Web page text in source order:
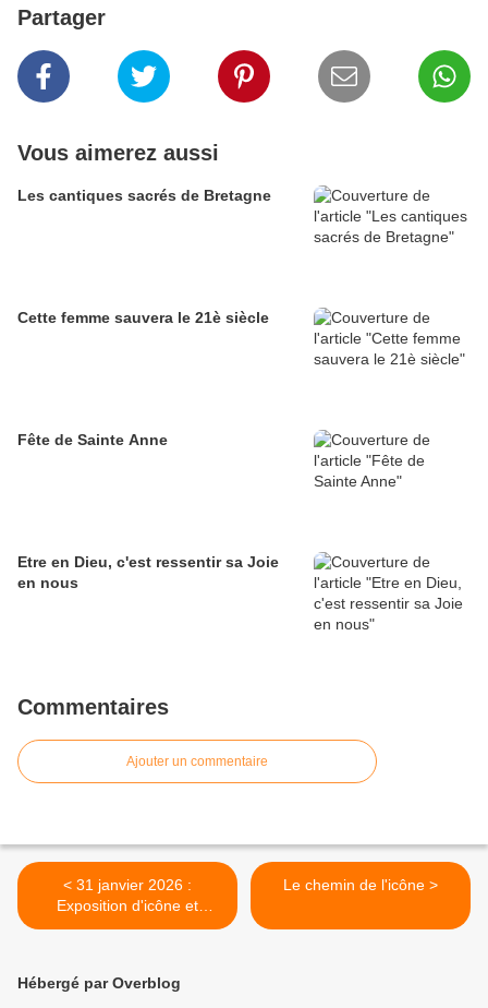
Partager
Vous aimerez aussi
Les cantiques sacrés de Bretagne
Cette femme sauvera le 21è siècle
Fête de Sainte Anne
Etre en Dieu, c'est ressentir sa Joie
en nous
Commentaires
Ajouter un commentaire
< 31 janvier 2026 :
Exposition d'icône et
conférence
Le chemin de l'icône >
Hébergé par Overblog